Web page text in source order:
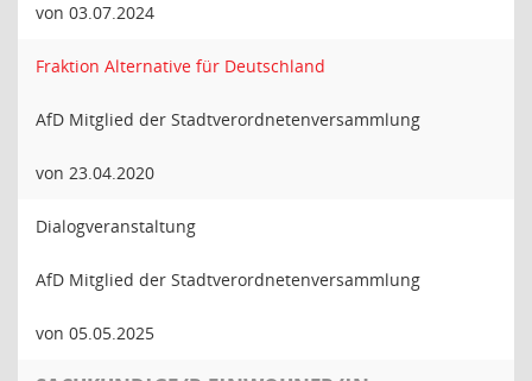
von 03.07.2024
Fraktion Alternative für Deutschland
AfD Mitglied der Stadtverordnetenversammlung
von 23.04.2020
Dialogveranstaltung
AfD Mitglied der Stadtverordnetenversammlung
von 05.05.2025